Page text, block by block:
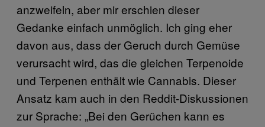
anzweifeln, aber mir erschien dieser
Gedanke einfach unmöglich. Ich ging eher
davon aus, dass der Geruch durch Gemüse
verursacht wird, das die gleichen Terpenoide
und Terpenen enthält wie Cannabis. Dieser
Ansatz kam auch in den Reddit-Diskussionen
zur Sprache: „Bei den Gerüchen kann es